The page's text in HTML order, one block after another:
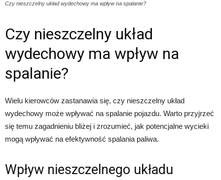
Czy nieszczelny układ wydechowy ma wpływ na spalanie?
Czy nieszczelny układ
wydechowy ma wpływ na
spalanie?
Wielu kierowców zastanawia się, czy nieszczelny układ
wydechowy może wpływać na spalanie pojazdu. Warto przyjrzeć
się temu zagadnieniu bliżej i zrozumieć, jak potencjalne wycieki
mogą wpływać na efektywność spalania paliwa.
Wpływ nieszczelnego układu